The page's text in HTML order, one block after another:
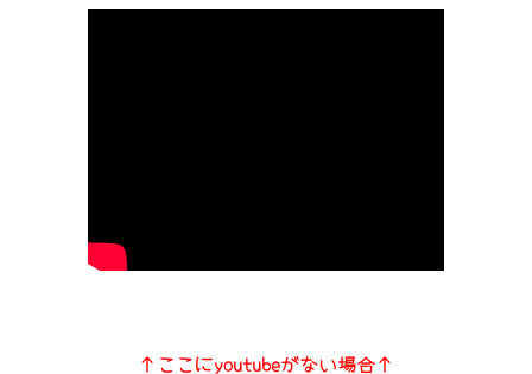
↑ここにyoutubeがない場合↑